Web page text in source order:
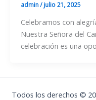
admin/julio 21, 2025
Celebramos con
Nuestra Señora del
celebración es una
Todos los derechos ©